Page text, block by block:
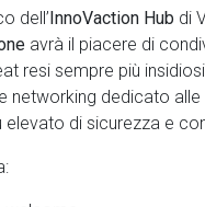
dell’InnoVaction Hub di
avrà il piacere di
resi sempre più
networking dedicato
elevato di sicurezza e